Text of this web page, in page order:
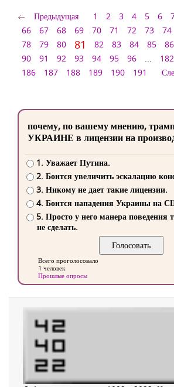
Предыдущая 1 2 3 4 5 6
66
67 68 69 70 71 72 73 74
78
79 80 81 82 83 84 85 86
90
91 92 93 94 95 96 ... 182
186
187 188 189 190 191
почему, по вашему мнению,
УКРАИНЕ в лицензии на
1. Уважает Путина.
2. Боится увеличить эскалацию
3. Никому не дает такие лицензии.
4. Боится нападения Украины на
5. Просто у него манера поведения
не сделать.
Всего проголосовало
1 человек
Прошлые опросы